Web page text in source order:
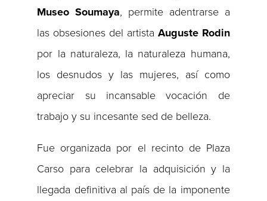
Museo Soumaya, permite adentrarse a
las obsesiones del artista Auguste Rodin
por la naturaleza, la naturaleza humana,
los desnudos y las mujeres, así como
apreciar su incansable vocación de
trabajo y su incesante sed de belleza.
Fue organizada por el recinto de Plaza
Carso para celebrar la adquisición y la
llegada definitiva al país de la imponente